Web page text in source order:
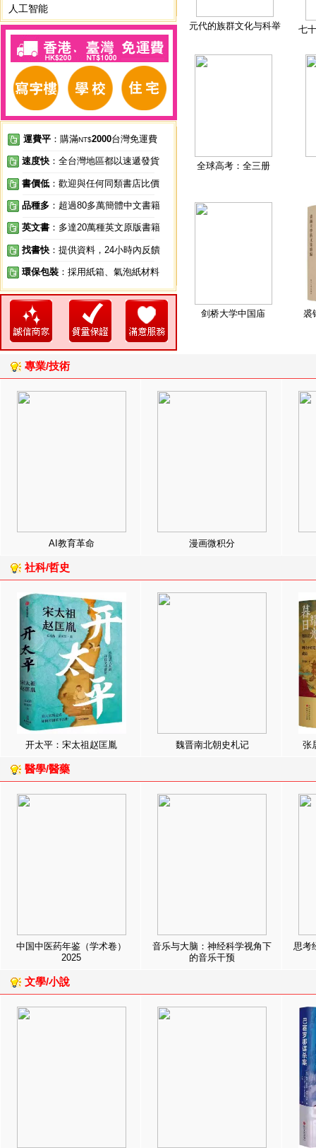
人工智能
運費平 ：購滿NT$2000台灣免運費
速度快 ：全台灣地區都以速遞發貨
書價低 ：歡迎與任何同類書店比價
品種多 ：超過80多萬簡體中文書籍
英文書 ：多達20萬種英文原版書籍
找書快 ：提供資料，24小時內反饋
環保包裝 ：採用紙箱、氣泡紙材料
元代的族群文化与科举 七
全球高考：全三册
剑桥大学中国庙 裘
專業/技術
AI教育革命 漫画微积分
社科/哲史
开太平：宋太祖赵匡胤 魏晋南北朝史札记 张
醫學/醫藥
中国中医药年鉴（学术卷）
2025
音乐与大脑：神经科学视角下
的音乐干预
思考
文學/小說